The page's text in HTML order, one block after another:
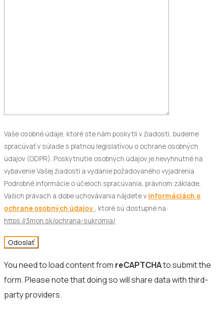
Vaše osobné údaje, ktoré ste nám poskytli v žiadosti, budeme
spracúvať v súlade s platnou legislatívou o ochrane osobných
údajov (GDPR). Poskytnutie osobných údajov je nevyhnutné na
vybavenie Vašej žiadosti a vydanie požadovaného vyjadrenia.
Podrobné informácie o účeloch spracúvania, právnom základe,
Vašich právach a dobe uchovávania nájdete v Informáciách o
ochrane osobných údajov , ktoré sú dostupné na:
https://3mon.sk/ochrana-sukromia/
Odoslať
You need to load content from reCAPTCHAto submit the
form. Please note that doing so will share data with third-
party providers.